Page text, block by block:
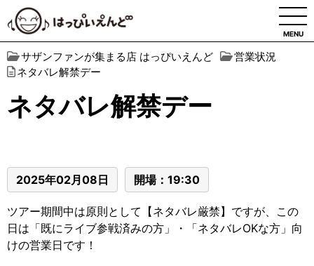
MENU
サザンファンが集まる店 はっぴいえんど
営業状況
ネタバレ解禁デー
ネタバレ解禁デー
2025年02月08日 開場：19:30
ツアー期間中は原則として【ネタバレ厳禁】ですが、この
日は「既にライブ参戦済みの方」・「ネタバレOKな方」向
けの営業日です！